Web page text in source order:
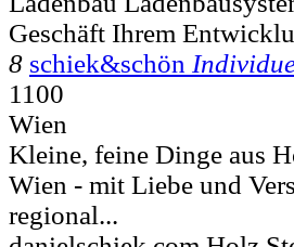
Geschäft Ihrem
8 schiek&schön
1100
Wien
Kleine, feine Dinge aus
Wien - mit Liebe und
regional...